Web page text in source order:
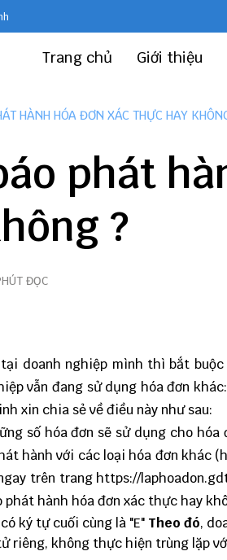
Trang chủ Giới thiệu
HÀNH HÓA ĐƠN XÁC THỰC HAY
phát
?
ĐỌC
tại doanh nghiệp mình thì bắt buộc
vẫn đang sử dụng hóa đơn khác:
xin chia sẻ về điều này như sau:
số hóa đơn sẽ sử dụng cho
hành với các loại hóa đơn khác
trên trang https://
ký tự cuối cùng là "E" Theo đó,
riêng, không thực hiện trùng lặp